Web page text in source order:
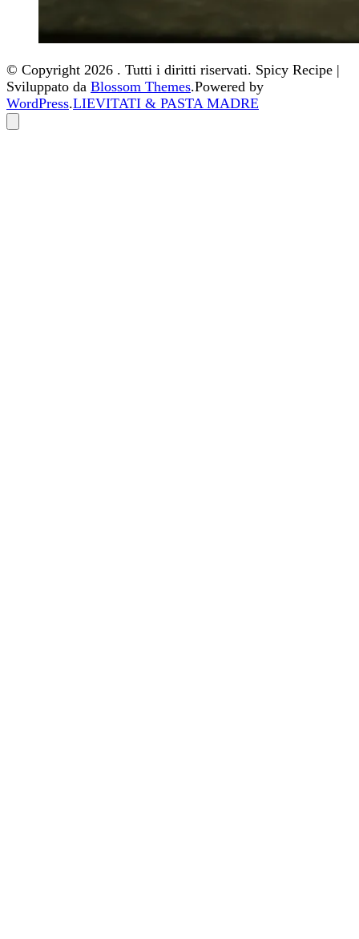
© Copyright 2026 . Tutti i diritti riservati. Spicy Recipe |
Sviluppato da Blossom Themes.Powered by
WordPress.LIEVITATI & PASTA MADRE